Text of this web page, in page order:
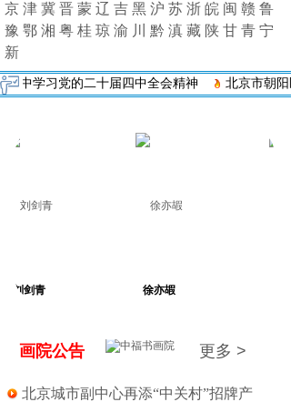
京 津 冀 晋 蒙 辽 吉 黑 沪 苏 浙 皖 闽 赣 鲁
豫 鄂 湘 粤 桂 琼 渝 川 黔 滇 藏 陕 甘 青 宁
新
的二十届四中全会精神 北京市朝阳区工商联
画院公告 更多 >
北京城市副中心再添“中关村”招牌产